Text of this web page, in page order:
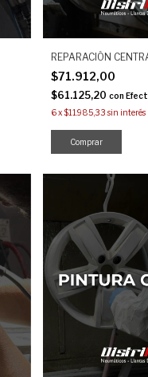
REPARACIÓN
$71.912,00
$61.125,20con
6x$11.985,33 sin interés
Comprar